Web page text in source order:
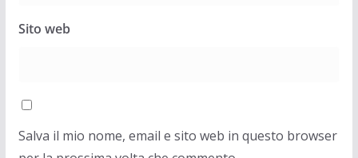
Sito web
Salva il mio nome, email e sito web in questo browser